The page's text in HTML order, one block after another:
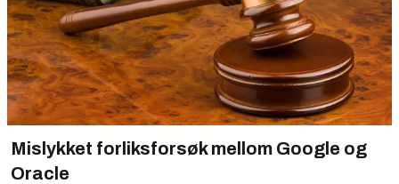
Mislykket forliksforsøk mellom Google og
Oracle